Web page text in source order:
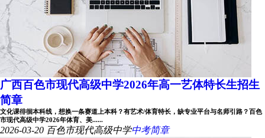
广西百色市现代高级中学2026年高一艺体特长生招生
简章
文化课徘徊本科线，想换一条赛道上本科？有艺术/体育特长，缺专业平台与名师引路？百色
市现代高级中学2026年体育、美......
2026-03-20 百色市现代高级中学中考简章